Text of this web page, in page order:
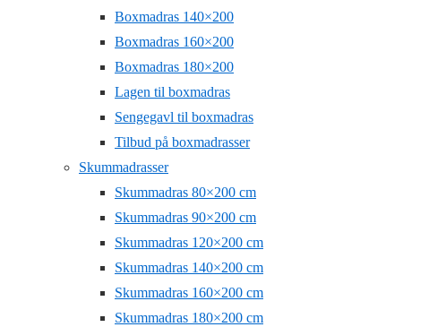
Boxmadras 140×200
Boxmadras 160×200
Boxmadras 180×200
Lagen til boxmadras
Sengegavl til boxmadras
Tilbud på boxmadrasser
Skummadrasser
Skummadras 80×200 cm
Skummadras 90×200 cm
Skummadras 120×200 cm
Skummadras 140×200 cm
Skummadras 160×200 cm
Skummadras 180×200 cm